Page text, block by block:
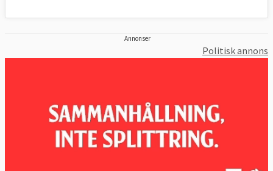
Annonser
Politisk annons